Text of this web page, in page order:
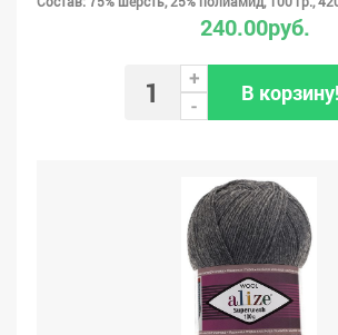
240.00руб.
+
-
В корзину!